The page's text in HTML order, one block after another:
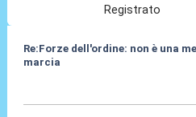
Registrato
Re:Forze dell'ordine: non è una
marcia